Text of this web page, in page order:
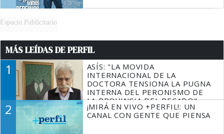
Espacio Publicitario
MÁS LEÍDAS DE PERFIL
1
ASÍS: "LA MOVIDA
INTERNACIONAL DE LA
DOCTORA TENSIONA LA PUGNA
INTERNA DEL PERONISMO DE
LA PROVINCIA DEL PECADO"
2
¡MIRÁ EN VIVO +PERFIL!: UN
CANAL CON GENTE QUE PIENSA